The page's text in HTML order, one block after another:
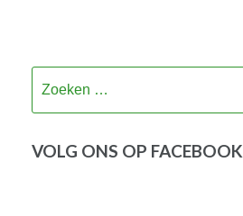
VOLG ONS OP FACEBOOK